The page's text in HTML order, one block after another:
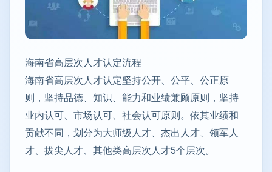
海南省高层次人才认定流程
海南省高层次人才认定坚持公开、公平、公正原
则，坚持品德、知识、能力和业绩兼顾原则，坚持
业内认可、市场认可、社会认可原则。依其业绩和
贡献不同，划分为大师级人才、杰出人才、领军人
才、拔尖人才、其他类高层次人才5个层次。